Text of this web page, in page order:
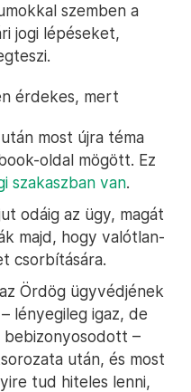
szemben a
jogi lépéseket,
érdekes, mert
most újra téma
oldal mögött. Ez
szakaszban van.
odáig az ügy, magát
majd, hogy valótlan-
csorbítására.
Ördög ügyvédjének
lényegileg igaz, de
bebizonyosodott –
után, és most
tud hiteles lenni,